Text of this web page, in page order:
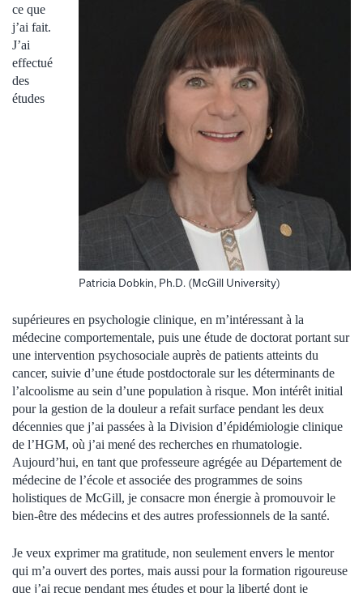
Patricia Dobkin, Ph.D. (McGill University)
ce que
j’ai fait.
J’ai
effectué
des
études
supérieures en psychologie clinique, en m’intéressant à la
médecine comportementale, puis une étude de doctorat portant sur
une intervention psychosociale auprès de patients atteints du
cancer, suivie d’une étude postdoctorale sur les déterminants de
l’alcoolisme au sein d’une population à risque. Mon intérêt initial
pour la gestion de la douleur a refait surface pendant les deux
décennies que j’ai passées à la Division d’épidémiologie clinique
de l’HGM, où j’ai mené des recherches en rhumatologie.
Aujourd’hui, en tant que professeure agrégée au Département de
médecine de l’école et associée des programmes de soins
holistiques de McGill, je consacre mon énergie à promouvoir le
bien-être des médecins et des autres professionnels de la santé.
Je veux exprimer ma gratitude, non seulement envers le mentor
qui m’a ouvert des portes, mais aussi pour la formation rigoureuse
que j’ai reçue pendant mes études et pour la liberté dont je